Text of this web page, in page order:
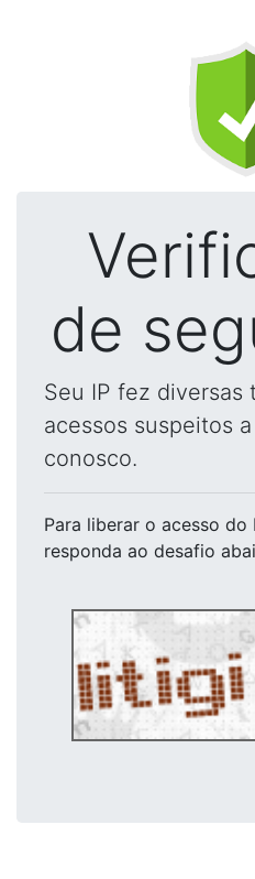
de
Seu IP fez diversas
acessos suspeitos
conosco.
Para liberar o acesso do
responda ao desafio